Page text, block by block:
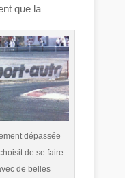
que la
dépassée
de se faire
de belles